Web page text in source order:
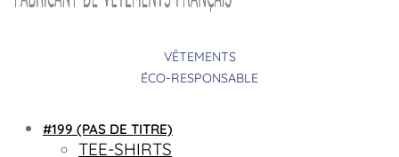
VÊTEMENTS
ÉCO-RESPONSABLE
#199 (PAS DE TITRE)
TEE-SHIRTS